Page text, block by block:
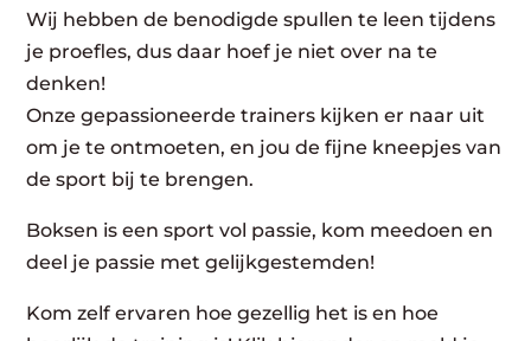
Wij hebben de benodigde spullen te leen tijdens
je proefles, dus daar hoef je niet over na te
denken!
Onze gepassioneerde trainers kijken er naar uit
om je te ontmoeten, en jou de fijne kneepjes van
de sport bij te brengen.
Boksen is een sport vol passie, kom meedoen en
deel je passie met gelijkgestemden!
Kom zelf ervaren hoe gezellig het is en hoe